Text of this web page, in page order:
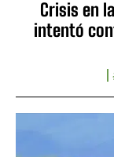
Crisis en
intentó